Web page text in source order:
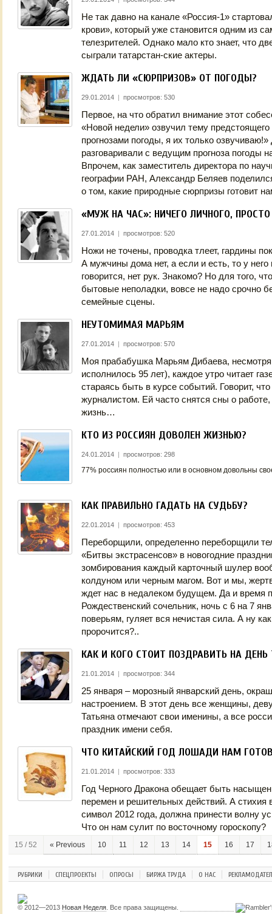
Не так давно на канале «Россия-1»
крови», который уже становится одним из
телезрителей. Однако мало кто знает, что
сыграли татарстан-ские актеры.
ЖДАТЬ ЛИ «СЮРПРИЗОВ» ОТ ПОГОДЫ?
29.01.2014 | просмотров: 530
Первое, на что обратил внимание этот
«Новой недели» озвучил тему
прогнозами погоды, я их только
разговаривали с ведущим прогноза погоды
Впрочем, как заместитель директора по
географии РАН, Александр Беляев
о том, какие природные сюрпризы готовит
«МУЖ НА ЧАС»: НИЧЕГО ЛИЧНОГО,
27.01.2014 | просмотров: 520
Ножи не точены, проводка тлеет, гардины
А мужчины дома нет, а если и есть, то у него
говорится, нет рук. Знакомо? Но для того,
бытовые неполадки, вовсе не надо срочно
семейные сцены.
НЕУТОМИМАЯ МАРЬЯМ
27.01.2014 | просмотров: 570
Моя прабабушка Марьям Дибаева, несмотря
исполнилось 95 лет), каждое утро читает
стараясь быть в курсе событий. Говорит,
журналистом. Ей часто снятся сны о
жизнь…
КТО ИЗ РОССИЯН ДОВОЛЕН ЖИЗНЬЮ?
24.01.2014 | просмотров: 298
77% россиян полностью или в основном довольны
КАК ПРАВИЛЬНО ГАДАТЬ НА СУДЬБУ?
22.01.2014 | просмотров: 453
Переборщили, определенно переборщили
«Битвы экстрасенсов» в новогодние
зомбирования каждый карточный шулер
колдуном или черным магом. Вот и мы,
ждет нас в недалеком будущем. Да и время
Рождественский сочельник, ночь с 6 на 7
поверьям, гуляет вся нечистая сила. А ну
пророчится?..
КАК И КОГО СТОИТ ПОЗДРАВИТЬ НА ДЕНЬ
21.01.2014 | просмотров: 344
25 января – морозный январский день,
настроением. В этот день все женщины,
Татьяна отмечают свои именины, а все
праздник имени себя.
ЧТО КИТАЙСКИЙ ГОД ЛОШАДИ НАМ
21.01.2014 | просмотров: 333
Год Черного Дракона обещает быть
перемен и решительных действий. А стихия
символ 2012 года, должна принести волну
Что он нам сулит по восточному гороскопу?
15 / 52 « Previous 10 11 12 13 14 15 16 17
РУБРИКИ СПЕЦПРОЕКТЫ ОПРОСЫ БИРЖА ТРУДА О НАС
© 2012—2013 Новая Неделя . Все права защищены.